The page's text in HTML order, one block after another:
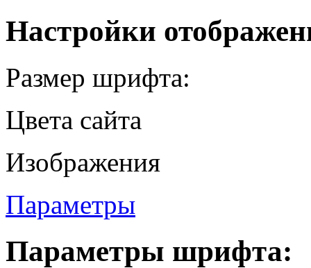
Настройки
Размер шрифта:
Цвета сайта
Изображения
Параметры
Параметры шрифта: